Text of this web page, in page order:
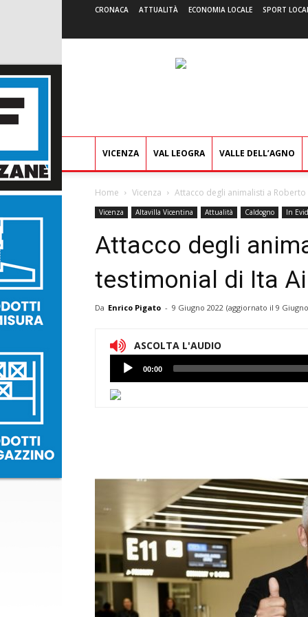
CRONACA ATTUALITÀ ECONOMIA LOCALE SPORT
VICENZA VAL LEOGRA VALLE DELL’AGNO
Home Vicenza Attacco degli animalisti a
Vicenza Altavilla Vicentina Attualità Caldogno In
Attacco degli
testimonial di Ita
Da Enrico Pigato - 9 Giugno 2022 (aggiornato il 9
ASCOLTA L'AUDIO
Lettore
Audio
00:00